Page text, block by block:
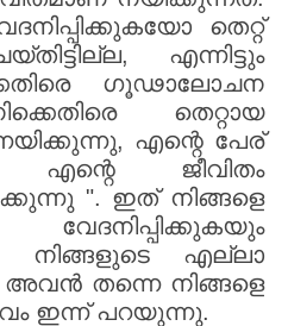
തെറ്റ്
എന്നിട്ടും
ഗൂഢാലോചന
തെറ്റായ
എന്റെ പേര്
എന്റെ ജീവിതം
". ഇത് നിങ്ങളെ
നിങ്ങളുടെ എല്ലാ
അവൻ തന്നെ നിങ്ങളെ
ഇന്ന് പറയുന്നു.